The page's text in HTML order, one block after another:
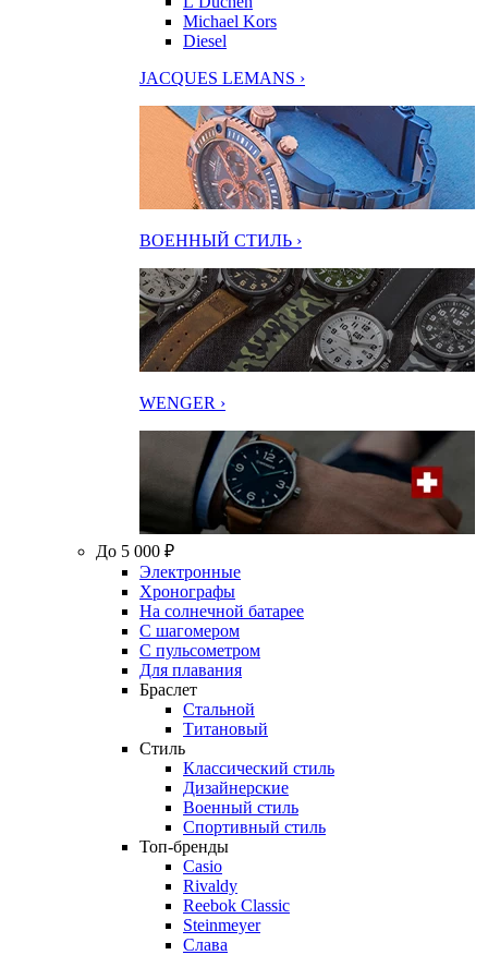
Michael Kors
Diesel
JACQUES LEMANS ›
ВОЕННЫЙ СТИЛЬ ›
WENGER ›
До 5 000 ₽
Электронные
Хронографы
На солнечной батарее
С шагомером
С пульсометром
Для плавания
Браслет
Стальной
Титановый
Стиль
Классический стиль
Дизайнерские
Военный стиль
Спортивный стиль
Топ-бренды
Casio
Rivaldy
Reebok Classic
Steinmeyer
Слава